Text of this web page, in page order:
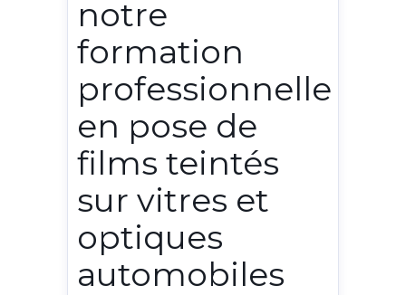
notre
formation
professionnelle
en pose de
films teintés
sur vitres et
optiques
automobiles